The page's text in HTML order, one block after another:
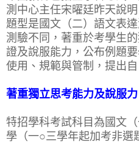
測中心主任宋曜廷昨天說
題型是國文（二）語文表
測驗不同，著重於考學生
證及說服能力，公布例題
使用、規範與管制，提出自
著重獨立思考能力及說服力
特招學科考試科目為國文
學（一○三學年起加考非選